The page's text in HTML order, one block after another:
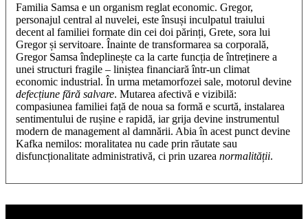
Familia Samsa e un organism reglat economic. Gregor,
personajul central al nuvelei, este însuși inculpatul traiului
decent al familiei formate din cei doi părinți, Grete, sora lui
Gregor și servitoare. Înainte de transformarea sa corporală,
Gregor Samsa îndeplinește ca la carte funcția de întreținere a
unei structuri fragile – liniștea financiară într-un climat
economic industrial. În urma metamorfozei sale, motorul devine
defecțiune fără salvare. Mutarea afectivă e vizibilă:
compasiunea familiei față de noua sa formă e scurtă, instalarea
sentimentului de rușine e rapidă, iar grija devine instrumentul
modern de management al damnării. Abia în acest punct devine
Kafka nemilos: moralitatea nu cade prin răutate sau
disfuncționalitate administrativă, ci prin uzarea normalității.